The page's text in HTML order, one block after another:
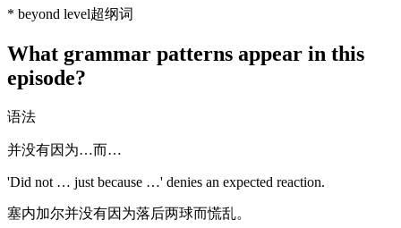
* beyond level超纲词
What grammar patterns appear in this
episode?
语法
并没有因为…而…
'Did not … just because …' denies an expected reaction.
塞内加尔并没有因为落后两球而慌乱。